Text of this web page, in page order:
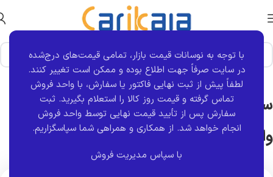
با توجه به نوسانات قیمت بازار، تمامی قیمت‌های درج‌شده
در سایت صرفاً جهت اطلاع بوده و ممکن است تغییر کنند.
لطفاً پیش از ثبت نهایی فاکتور یا سفارش، با واحد فروش
تماس گرفته و قیمت روز کالا را استعلام بگیرید. ثبت
سفارش پس از تأیید قیمت نهایی توسط واحد فروش
انجام خواهد شد. از همکاری و همراهی شما سپاسگزاریم.
با سپاس مدیریت فروش
خانه برند قطعه S4T
ست قطعات جلوبندی با طبق فلزی پراید
وانت | S4t